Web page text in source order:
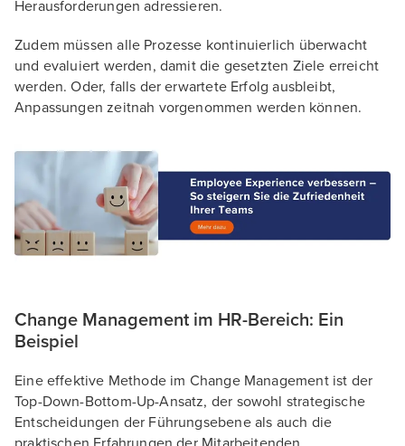
Herausforderungen adressieren.
Zudem müssen alle Prozesse kontinuierlich überwacht
und evaluiert werden, damit die gesetzten Ziele erreicht
werden. Oder, falls der erwartete Erfolg ausbleibt,
Anpassungen zeitnah vorgenommen werden können.
Change Management im HR-Bereich: Ein
Beispiel
Eine effektive Methode im Change Management ist der
Top-Down-Bottom-Up-Ansatz, der sowohl strategische
Entscheidungen der Führungsebene als auch die